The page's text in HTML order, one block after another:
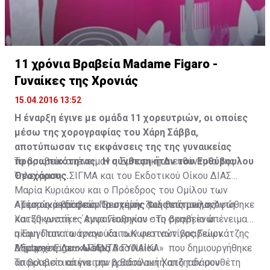
11 χρόνια Βραβεία Madame Figaro -
Γυναίκες της Χρονιάς
15.04.2016 13:52
Η έναρξη έγινε με ομάδα 11 χορευτριών, οι οποίες
μέσω της χορογραφίας του Χάρη Σάββα,
αποτύπωσαν τις εκφάνσεις της της γυναικείας
προσωπικότητας. Η σύνθεση ήταν του Ευθύβουλου
Θεοχάρους.
Αμέσως μετά η πόρτα σκηνής του θεάτρου ανυψώθηκε
και 50 γυναίκες εμφανίσθηκαν στη σκηνή ενώ
ακουγόταν το τραγούδι των φετινών βραβείων
Madame Figaro «ΠΑΝΤΑ ΓΥΝΑΙΚΑ» που δημιουργήθηκε
αποκλειστικά για την βραδιά αυτή από τον συνθέτη
Το βραβείο απένειμαν η Εμπορική Διευθύντρια της
Τηλεόρασης ΣΙΓΜΑ και του Εκδοτικού Οίκου ΔΙΑΣ
Μαρία Κυριάκου και ο Πρόεδρος του Ομίλου των
Αττικών εκδόσεων Θεοχάρης Φιλιππόπουλος
- Τιμητικό βραβείο Πρωτείον ζωής εις μνήμη Άντη
Χατζηκωστή – ΄Αννα Γεωργίου - Το βραβείο απένειμαν
η Έφη Παπαϊωάννου και ο Κωνσταντίνος Γιωρκάτζης
Δήμαρχος Λευκωσίας
- Ερηνεύτρια – Αλέξια Βασιλείου
Το βραβείο απένειμαν η Βασιλική Χατζηαδάμου